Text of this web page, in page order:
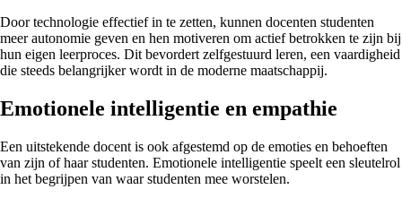
Door technologie effectief in te zetten, kunnen docenten studenten
meer autonomie geven en hen motiveren om actief betrokken te zijn bij
hun eigen leerproces. Dit bevordert zelfgestuurd leren, een vaardigheid
die steeds belangrijker wordt in de moderne maatschappij.
Emotionele intelligentie en empathie
Een uitstekende docent is ook afgestemd op de emoties en behoeften
van zijn of haar studenten. Emotionele intelligentie speelt een sleutelrol
in het begrijpen van waar studenten mee worstelen.